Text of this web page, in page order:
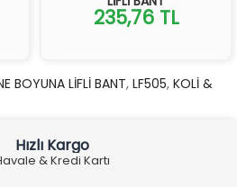
235,76 TL
BOYUNA LİFLİ BANT, LF505, KOLİ &
Hızlı Kargo
& Kredi Kartı